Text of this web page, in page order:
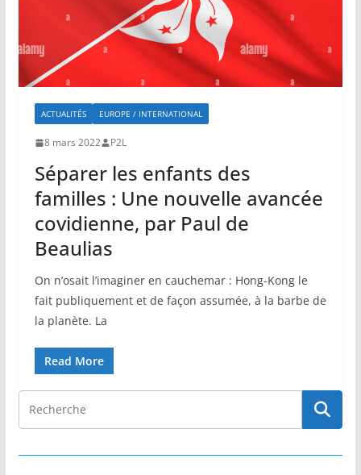
ACTUALITÉS EUROPE / INTERNATIONAL
8 mars 2022 P2L
Séparer les enfants des
familles : Une nouvelle avancée
covidienne, par Paul de
Beaulias
On n’osait l’imaginer en cauchemar : Hong-Kong le
fait publiquement et de façon assumée, à la barbe de
la planète. La
Read More